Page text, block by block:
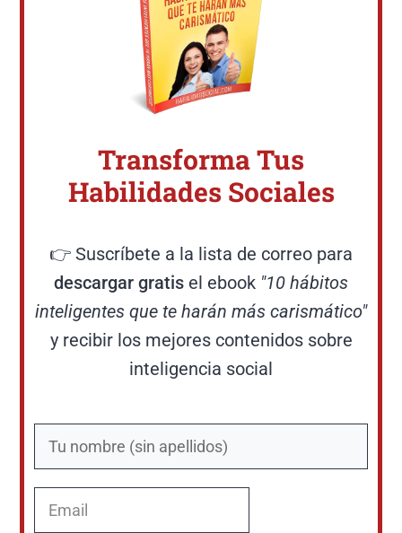
Transforma Tus
Habilidades Sociales
👉 Suscríbete a la lista de correo para
descargar gratis el ebook "10 hábitos
inteligentes que te harán más carismático"
y recibir los mejores contenidos sobre
inteligencia social